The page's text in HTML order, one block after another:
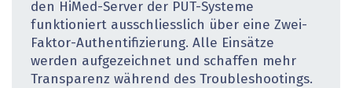
den HiMed-Server der PUT-Systeme
funktioniert ausschliesslich über eine Zwei-
Faktor-Authentifizierung. Alle Einsätze
werden aufgezeichnet und schaffen mehr
Transparenz während des Troubleshootings.